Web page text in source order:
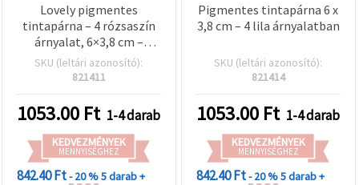
Lovely pigmentes
tintapárna – 4 rózsaszín
árnyalat, 6×3,8 cm –
bélyegzéshez,
scrapbookhoz és kreatív
projektekhez
SKU (leltári azonosító):
821411
1053.00 Ft 1-4 darab
KEDVEZMÉNYEK
MENNYISÉGHEZ
842.40 Ft- 20 %5 darab +
Pigmentes tintapárna 6 x
3,8 cm – 4 lila árnyalatban
SKU (leltári azonosító):
821414
1053.00 Ft 1-4 darab
KEDVEZMÉNYEK
MENNYISÉGHEZ
842.40 Ft- 20 %5 darab +